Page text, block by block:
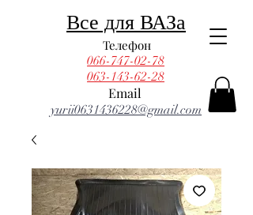
Email
Телефон
yurii0631436228@gmail.com
066-747-02-78
Все для ВАЗа
063-143-62-28